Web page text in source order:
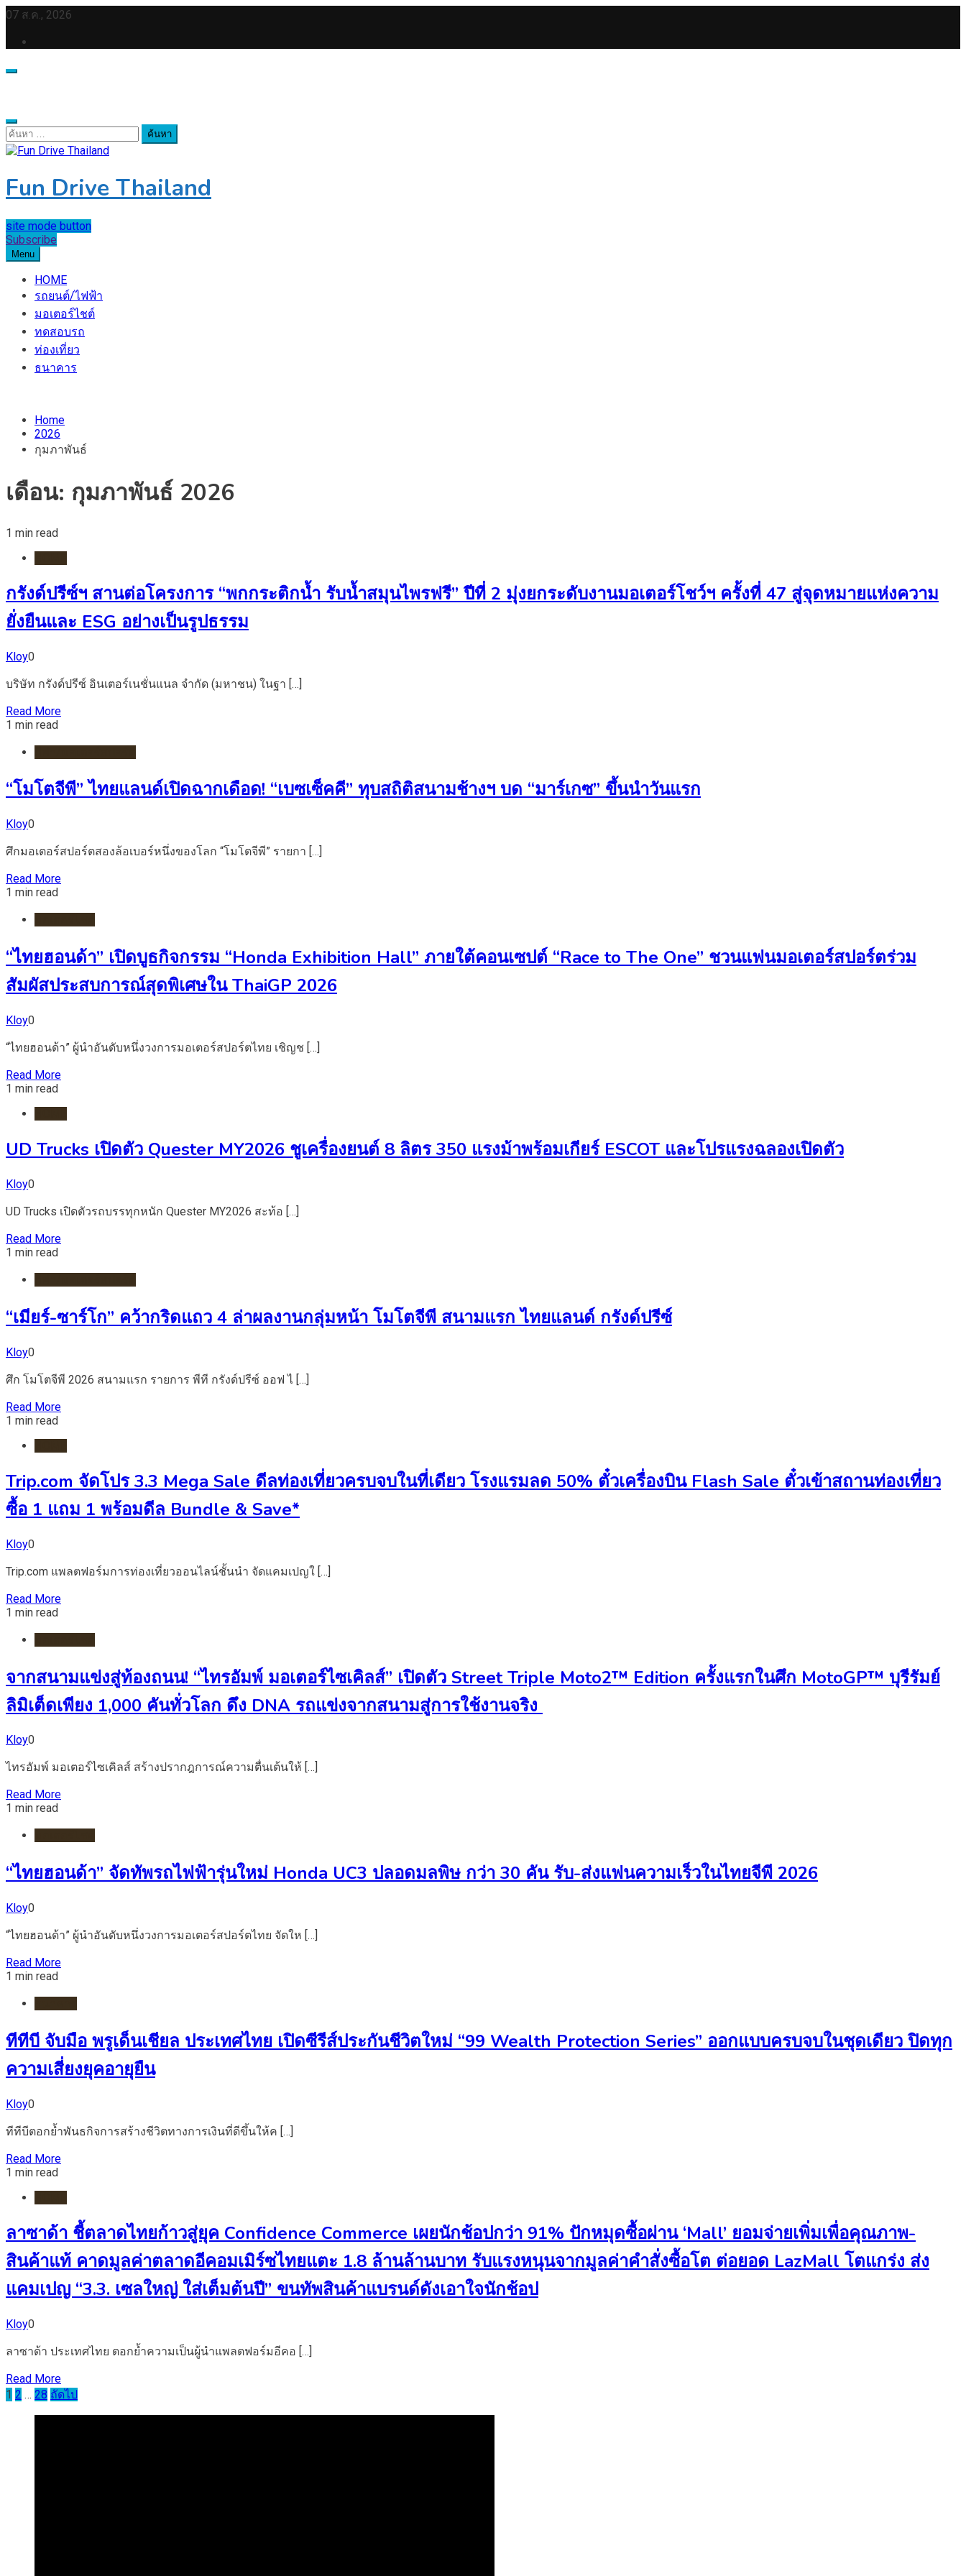
Skip
content
07 ส.ค., 2026
ค้นหา
สำหรับ:
Fun Drive Thailand
site mode button
Subscribe
Menu
HOME
รถยนต์/ไฟฟ้า
มอเตอร์ไชต์
ทดสอบรถ
ท่องเที่ยว
ธนาคาร
Home
2026
กุมภาพันธ์
เดือน: กุมภาพันธ์ 2026
1 min read
กรังด์ปรีซ์ฯ สานต่อโครงการ “พกกระติกน้ำ รับน้ำสมุนไพรฟรี” ปีที่ 2 มุ่งยกระดับงานมอเตอร์โชว์ฯ ครั้งที่ 47 สู่จุดหมายแห่งความ
ยั่งยืนและ ESG อย่างเป็นรูปธรรม
Kloy0
บริษัท กรังด์ปรีซ์ อินเตอร์เนชั่นแนล จำกัด (มหาชน) ในฐา […]
Read More
1 min read
“โมโตจีพี” ไทยแลนด์เปิดฉากเดือด! “เบซเซ็คคี” ทุบสถิติสนามช้างฯ บด “มาร์เกซ” ขึ้นนำวันแรก
Kloy0
ศึกมอเตอร์สปอร์ตสองล้อเบอร์หนึ่งของโลก “โมโตจีพี” รายกา […]
Read More
1 min read
“ไทยฮอนด้า” เปิดบูธกิจกรรม “Honda Exhibition Hall” ภายใต้คอนเซปต์ “Race to The One” ชวนแฟนมอเตอร์สปอร์ตร่วม
สัมผัสประสบการณ์สุดพิเศษใน ThaiGP 2026
Kloy0
“ไทยฮอนด้า” ผู้นำอันดับหนึ่งวงการมอเตอร์สปอร์ตไทย เชิญช […]
Read More
1 min read
UD Trucks เปิดตัว Quester MY2026 ชูเครื่องยนต์ 8 ลิตร 350 แรงม้าพร้อมเกียร์ ESCOT และโปรแรงฉลองเปิดตัว
Kloy0
UD Trucks เปิดตัวรถบรรทุกหนัก Quester MY2026 สะท้อ […]
Read More
1 min read
“เมียร์-ซาร์โก” คว้ากริดแถว 4 ล่าผลงานกลุ่มหน้า โมโตจีพี สนามแรก ไทยแลนด์ กรังด์ปรีซ์
Kloy0
ศึก โมโตจีพี 2026 สนามแรก รายการ พีที กรังด์ปรีซ์ ออฟ ไ […]
Read More
1 min read
Trip.com จัดโปร 3.3 Mega Sale ดีลท่องเที่ยวครบจบในที่เดียว โรงแรมลด 50% ตั๋วเครื่องบิน Flash Sale ตั๋วเข้าสถานท่องเที่ยว
ซื้อ 1 แถม 1 พร้อมดีล Bundle & Save*
Kloy0
Trip.com แพลตฟอร์มการท่องเที่ยวออนไลน์ชั้นนำ จัดแคมเปญใ […]
Read More
1 min read
จากสนามแข่งสู่ท้องถนน! “ไทรอัมพ์ มอเตอร์ไซเคิลส์” เปิดตัว Street Triple Moto2™ Edition ครั้งแรกในศึก MotoGP™ บุรีรัมย์
ลิมิเต็ดเพียง 1,000 คันทั่วโลก ดึง DNA รถแข่งจากสนามสู่การใช้งานจริง
Kloy0
ไทรอัมพ์ มอเตอร์ไซเคิลส์ สร้างปรากฎการณ์ความตื่นเต้นให้ […]
Read More
1 min read
“ไทยฮอนด้า” จัดทัพรถไฟฟ้ารุ่นใหม่ Honda UC3 ปลอดมลพิษ กว่า 30 คัน รับ-ส่งแฟนความเร็วในไทยจีพี 2026
Kloy0
“ไทยฮอนด้า” ผู้นำอันดับหนึ่งวงการมอเตอร์สปอร์ตไทย จัดให […]
Read More
1 min read
ทีทีบี จับมือ พรูเด็นเชียล ประเทศไทย เปิดซีรีส์ประกันชีวิตใหม่ “99 Wealth Protection Series” ออกแบบครบจบในชุดเดียว ปิดทุก
ความเสี่ยงยุคอายุยืน
Kloy0
ทีทีบีตอกย้ำพันธกิจการสร้างชีวิตทางการเงินที่ดีขึ้นให้ค […]
Read More
1 min read
ลาซาด้า ชี้ตลาดไทยก้าวสู่ยุค Confidence Commerce เผยนักช้อปกว่า 91% ปักหมุดซื้อผ่าน ‘Mall’ ยอมจ่ายเพิ่มเพื่อคุณภาพ-
สินค้าแท้ คาดมูลค่าตลาดอีคอมเมิร์ซไทยแตะ 1.8 ล้านล้านบาท รับแรงหนุนจากมูลค่าคำสั่งซื้อโต ต่อยอด LazMall โตแกร่ง ส่ง
แคมเปญ “3.3. เซลใหญ่ ใส่เต็มต้นปี” ขนทัพสินค้าแบรนด์ดังเอาใจนักช้อป
Kloy0
ลาซาด้า ประเทศไทย ตอกย้ำความเป็นผู้นำแพลตฟอร์มอีคอ […]
Read More
Posts
pagination
1 2 … 28 ถัดไป